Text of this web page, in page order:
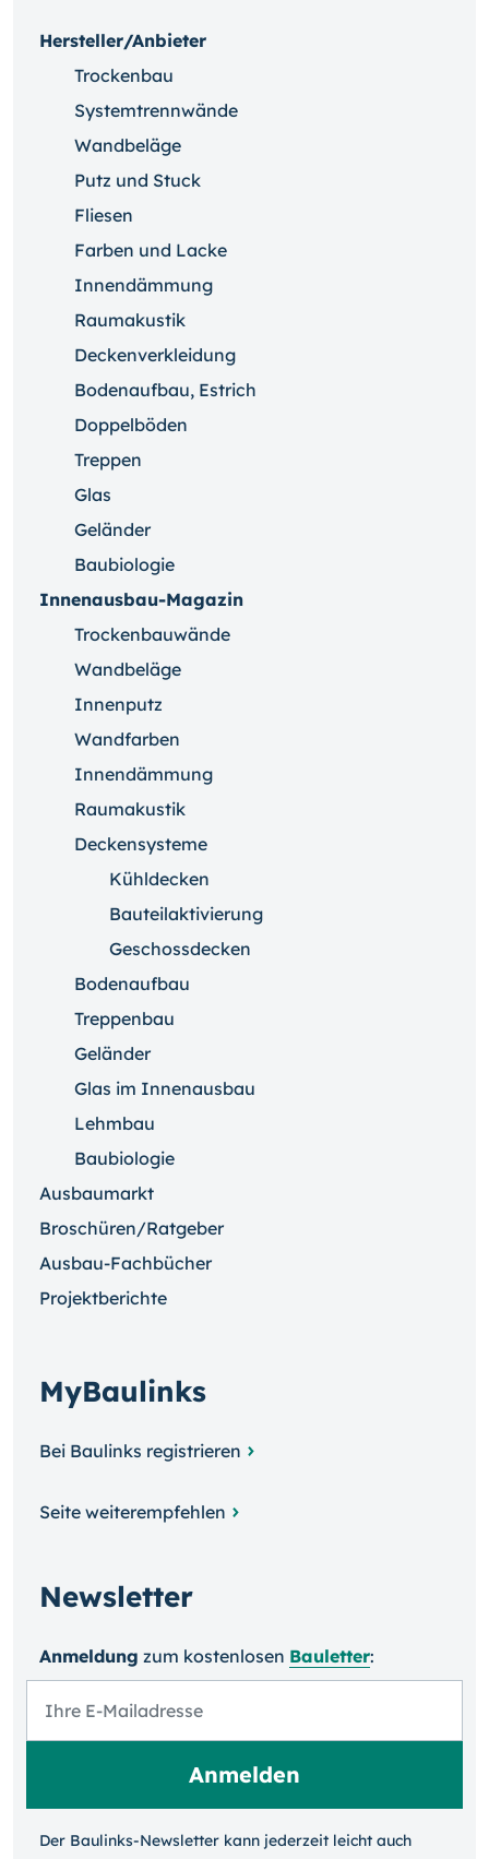
Hersteller/Anbieter
Trockenbau
Systemtrennwände
Wandbeläge
Putz und Stuck
Fliesen
Farben und Lacke
Innendämmung
Raumakustik
Deckenverkleidung
Bodenaufbau, Estrich
Doppelböden
Treppen
Glas
Geländer
Baubiologie
Innenausbau-Magazin
Trockenbauwände
Wandbeläge
Innenputz
Wandfarben
Innendämmung
Raumakustik
Deckensysteme
Kühldecken
Bauteilaktivierung
Geschossdecken
Bodenaufbau
Treppenbau
Geländer
Glas im Innenausbau
Lehmbau
Baubiologie
Ausbaumarkt
Broschüren/Ratgeber
Ausbau-Fachbücher
Projektberichte
MyBaulinks
Bei Baulinks registrieren
Seite weiterempfehlen
Newsletter
Anmeldung zum kosten­losen Bauletter:
Der Baulinks-Newsletter kann jeder­zeit leicht auch